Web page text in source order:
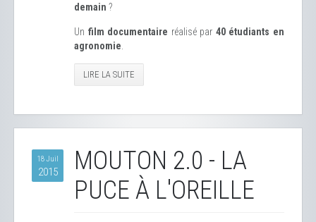
demain ?
Un film documentaire réalisé par 40 étudiants en
agronomie
LIRE LA SUITE
18 Juil
2015
MOUTON 2.0 - LA
PUCE À L'OREILLE